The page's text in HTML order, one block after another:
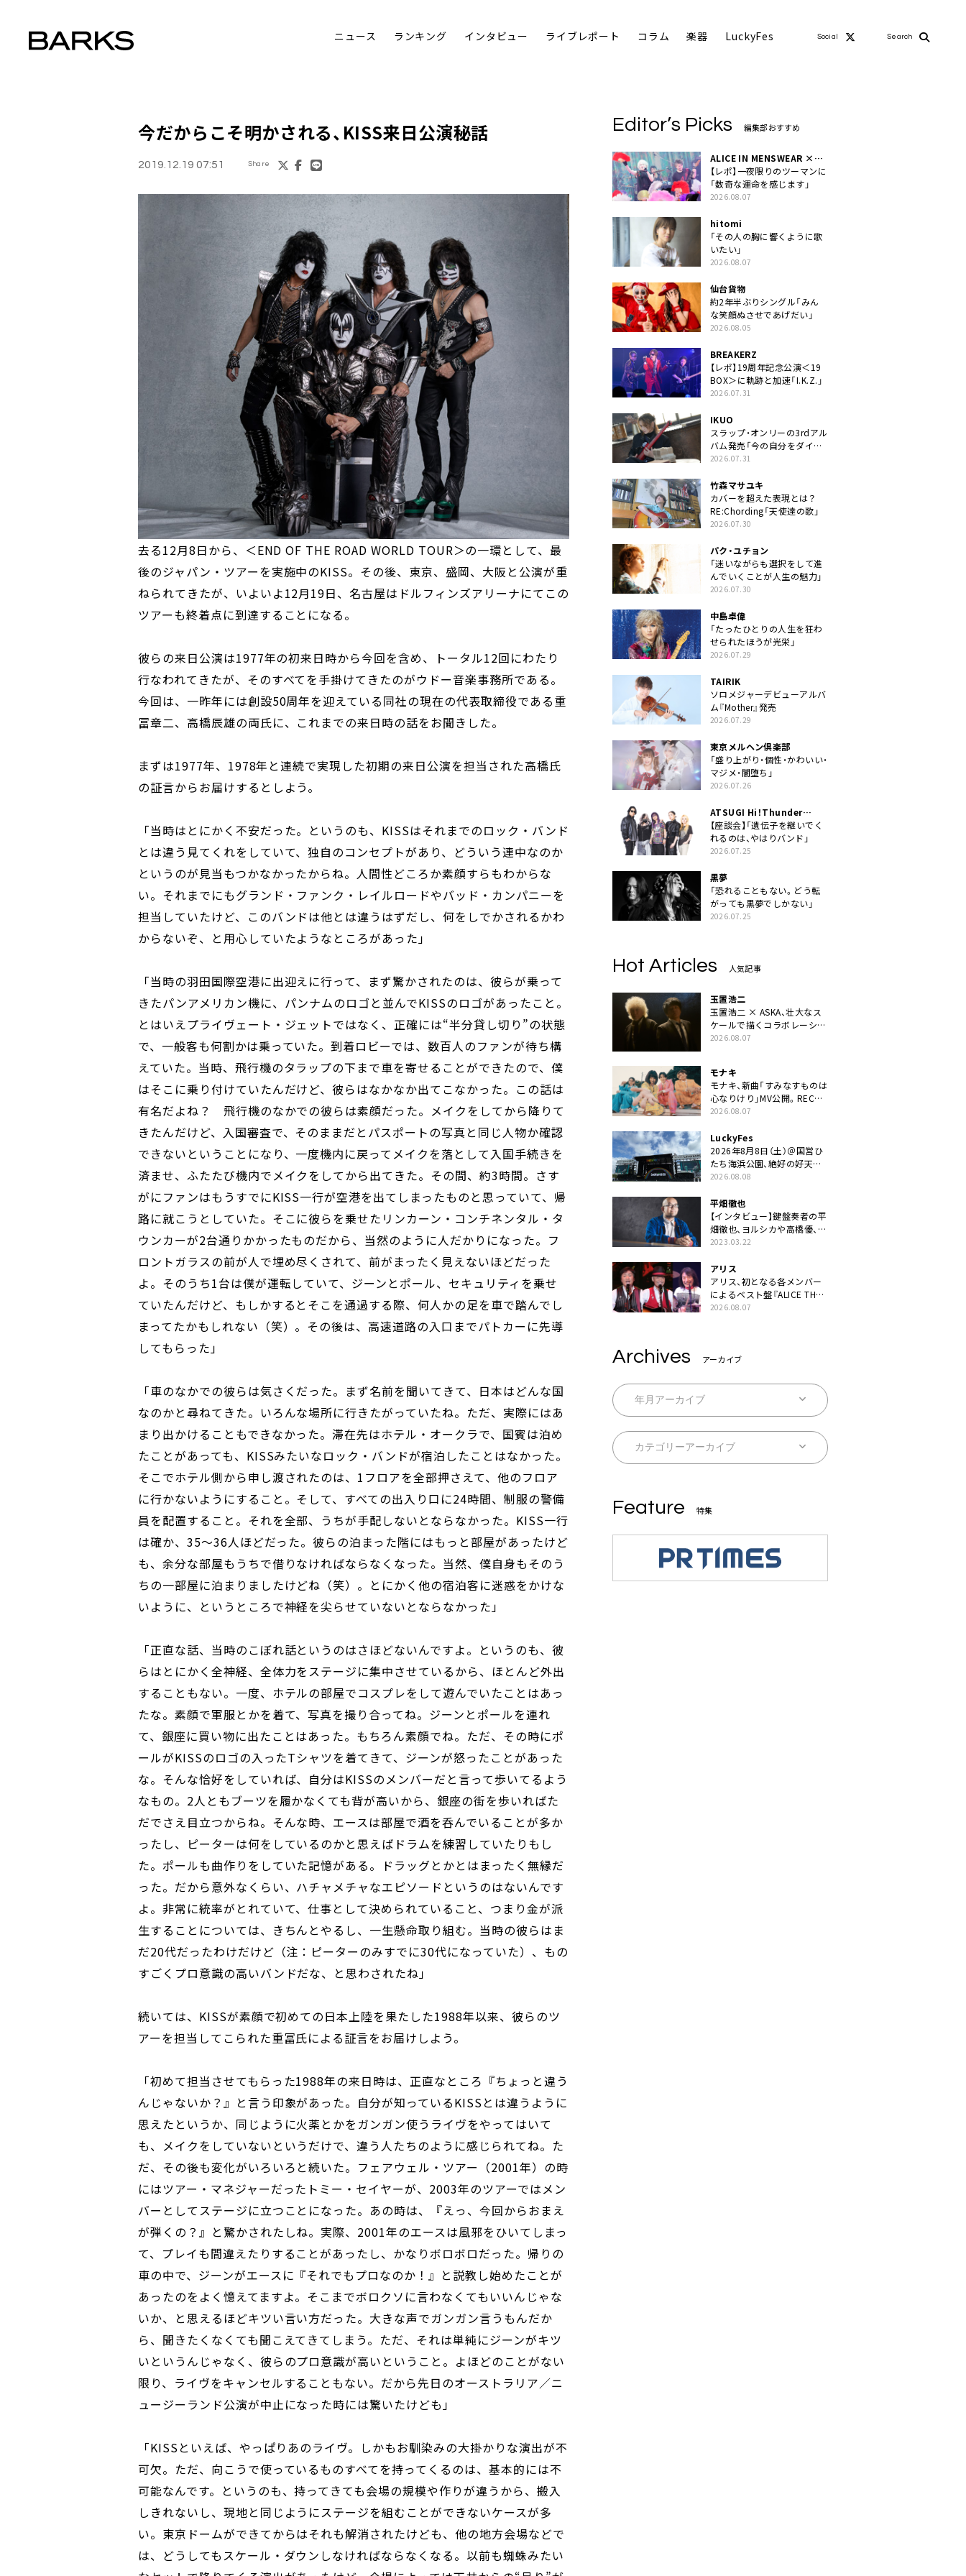
ニュース ランキング インタビュー ライブレポート コラム 楽器 LuckyFes Social Search
今だからこそ明かされる、KISS来日公演秘話
2019.12.19 07:51 Share
去る12月8日から、＜END OF THE ROAD WORLD TOUR＞の一環として、最
後のジャパン・ツアーを実施中のKISS。その後、東京、盛岡、大阪と公演が重
ねられてきたが、いよいよ12月19日、名古屋はドルフィンズアリーナにてこの
ツアーも終着点に到達することになる。
彼らの来日公演は1977年の初来日時から今回を含め、トータル12回にわたり
行なわれてきたが、そのすべてを手掛けてきたのがウドー音楽事務所である。
今回は、一昨年には創設50周年を迎えている同社の現在の代表取締役である重
冨章二、高橋辰雄の両氏に、これまでの来日時の話をお聞きした。
まずは1977年、1978年と連続で実現した初期の来日公演を担当された高橋氏
の証言からお届けするとしよう。
「当時はとにかく不安だった。というのも、KISSはそれまでのロック・バンド
とは違う見てくれをしていて、独自のコンセプトがあり、どういう連中なのか
というのが見当もつかなかったからね。人間性どころか素顔すらもわからな
い。それまでにもグランド・ファンク・レイルロードやバッド・カンパニーを
担当していたけど、このバンドは他とは違うはずだし、何をしでかされるかわ
からないぞ、と用心していたようなところがあった」
「当時の羽田国際空港に出迎えに行って、まず驚かされたのは、彼らが乗って
きたパンアメリカン機に、パンナムのロゴと並んでKISSのロゴがあったこと。
とはいえプライヴェート・ジェットではなく、正確には“半分貸し切り”の状態
で、一般客も何割かは乗っていた。到着ロビーでは、数百人のファンが待ち構
えていた。当時、飛行機のタラップの下まで車を寄せることができたので、僕
はそこに乗り付けていたんだけど、彼らはなかなか出てこなかった。この話は
有名だよね？ 飛行機のなかでの彼らは素顔だった。メイクをしてから降りて
きたんだけど、入国審査で、そのままだとパスポートの写真と同じ人物か確認
できないということになり、一度機内に戻ってメイクを落として入国手続きを
済ませ、ふたたび機内でメイクをしてから出てきた。その間、約3時間。さす
がにファンはもうすでにKISS一行が空港を出てしまったものと思っていて、帰
路に就こうとしていた。そこに彼らを乗せたリンカーン・コンチネンタル・タ
ウンカーが2台通りかかったものだから、当然のように人だかりになった。フ
ロントガラスの前が人で埋め尽くされて、前がまったく見えないほどだった
よ。そのうち1台は僕が運転していて、ジーンとポール、セキュリティを乗せ
ていたんだけど、もしかするとそこを通過する際、何人かの足を車で踏んでし
まってたかもしれない（笑）。その後は、高速道路の入口までパトカーに先導
してもらった」
「車のなかでの彼らは気さくだった。まず名前を聞いてきて、日本はどんな国
なのかと尋ねてきた。いろんな場所に行きたがっていたね。ただ、実際にはあ
まり出かけることもできなかった。滞在先はホテル・オークラで、国賓は泊め
たことがあっても、KISSみたいなロック・バンドが宿泊したことはなかった。
そこでホテル側から申し渡されたのは、1フロアを全部押さえて、他のフロア
に行かないようにすること。そして、すべての出入り口に24時間、制服の警備
員を配置すること。それを全部、うちが手配しないとならなかった。KISS一行
は確か、35～36人ほどだった。彼らの泊まった階にはもっと部屋があったけど
も、余分な部屋もうちで借りなければならなくなった。当然、僕自身もそのう
ちの一部屋に泊まりましたけどね（笑）。とにかく他の宿泊客に迷惑をかけな
いように、というところで神経を尖らせていないとならなかった」
「正直な話、当時のこぼれ話というのはさほどないんですよ。というのも、彼
らはとにかく全神経、全体力をステージに集中させているから、ほとんど外出
することもない。一度、ホテルの部屋でコスプレをして遊んでいたことはあっ
たな。素顔で軍服とかを着て、写真を撮り合ってね。ジーンとポールを連れ
て、銀座に買い物に出たことはあった。もちろん素顔でね。ただ、その時にポ
ールがKISSのロゴの入ったTシャツを着てきて、ジーンが怒ったことがあった
な。そんな恰好をしていれば、自分はKISSのメンバーだと言って歩いてるよう
なもの。2人ともブーツを履かなくても背が高いから、銀座の街を歩いればた
だでさえ目立つからね。そんな時、エースは部屋で酒を呑んでいることが多か
ったし、ピーターは何をしているのかと思えばドラムを練習していたりもし
た。ポールも曲作りをしていた記憶がある。ドラッグとかとはまったく無縁だ
った。だから意外なくらい、ハチャメチャなエピソードというのはないんです
よ。非常に統率がとれていて、仕事として決められていること、つまり金が派
生することについては、きちんとやるし、一生懸命取り組む。当時の彼らはま
だ20代だったわけだけど（注：ピーターのみすでに30代になっていた）、もの
すごくプロ意識の高いバンドだな、と思わされたね」
続いては、KISSが素顔で初めての日本上陸を果たした1988年以来、彼らのツ
アーを担当してこられた重冨氏による証言をお届けしよう。
「初めて担当させてもらった1988年の来日時は、正直なところ『ちょっと違う
んじゃないか？』と言う印象があった。自分が知っているKISSとは違うように
思えたというか、同じように火薬とかをガンガン使うライヴをやってはいて
も、メイクをしていないというだけで、違う人たちのように感じられてね。た
だ、その後も変化がいろいろと続いた。フェアウェル・ツアー（2001年）の時
にはツアー・マネジャーだったトミー・セイヤーが、2003年のツアーではメン
バーとしてステージに立つことになった。あの時は、『えっ、今回からおまえ
が弾くの？』と驚かされたしね。実際、2001年のエースは風邪をひいてしまっ
て、プレイも間違えたりすることがあったし、かなりボロボロだった。帰りの
車の中で、ジーンがエースに『それでもプロなのか！』と説教し始めたことが
あったのをよく憶えてますよ。そこまでボロクソに言わなくてもいいんじゃな
いか、と思えるほどキツい言い方だった。大きな声でガンガン言うもんだか
ら、聞きたくなくても聞こえてきてしまう。ただ、それは単純にジーンがキツ
いというんじゃなく、彼らのプロ意識が高いということ。よほどのことがない
限り、ライヴをキャンセルすることもない。だから先日のオーストラリア／ニ
ュージーランド公演が中止になった時には驚いたけども」
「KISSといえば、やっぱりあのライヴ。しかもお馴染みの大掛かりな演出が不
可欠。ただ、向こうで使っているものすべてを持ってくるのは、基本的には不
可能なんです。というのも、持ってきても会場の規模や作りが違うから、搬入
しきれないし、現地と同じようにステージを組むことができないケースが多
い。東京ドームができてからはそれも解消されたけども、他の地方会場などで
は、どうしてもスケール・ダウンしなければならなくなる。以前も蜘蛛みたい
Editor’s Picks 編集部おすすめ
ALICE IN MENSWEAR ×
MASCHERA
【レポ】一夜限りのツーマンに
「数奇な運命を感じます」
2026.08.07
hitomi
「その人の胸に響くように歌
いたい」
2026.08.07
仙台貨物
約2年半ぶりシングル「みん
な笑顔ぬさせであげだい」
2026.08.05
BREAKERZ
【レポ】19周年記念公演＜19
BOX＞に軌跡と加速「I.K.Z.」
2026.07.31
IKUO
スラップ・オンリーの3rdアル
バム発売「今の自分をダイレ
クトに」
2026.07.31
竹森マサユキ
カバーを超えた表現とは？
RE:Chording「天使達の歌」
2026.07.30
パク・ユチョン
「迷いながらも選択をして進
んでいくことが人生の魅力」
2026.07.30
中島卓偉
「たったひとりの人生を狂わ
せられたほうが光栄」
2026.07.29
TAIRIK
ソロメジャーデビューアルバ
ム『Mother』発売
2026.07.29
東京メルヘン倶楽部
「盛り上がり・個性・かわいい・
マジメ・闇堕ち」
2026.07.26
ATSUGI Hi！Thunder
Rock Festival
【座談会】「遺伝子を継いでく
れるのは、やはりバンド」
2026.07.25
黒夢
「恐れることもない。どう転
がっても黒夢でしかない」
2026.07.25
Hot Articles 人気記事
玉置浩二
玉置浩二 × ASKA、壮大なス
ケールで描くコラボレーショ
ン曲「音銀河」リリース決定。
2026.08.07
モナキ
モナキ、新曲「すみなすものは
心なりけり」MV公開。RECの
ギターにEvery Little Thing・
2026.08.07
LuckyFes
2026年8月8日（土）＠国営ひ
たち海浜公園、絶好の好天の
中＜LuckyFes’26＞開幕
2026.08.08
平畑徹也
【インタビュー】鍵盤奏者の平
畑徹也、ヨルシカや高橋優、キ
タニタツヤなど9名のゲスト
生の総括「自分自身を再確認
できた」
2023.03.22
アリス
アリス、初となる各メンバー
によるベスト盤『ALICE THE
BEST “TORILOGY”』リリー
2026.08.07
Archives アーカイブ
Feature 特集